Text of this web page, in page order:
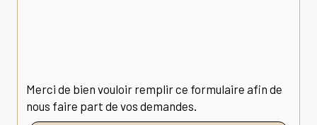
Merci de bien vouloir remplir ce formulaire afin de
nous faire part de vos demandes.